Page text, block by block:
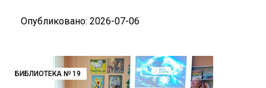
Опубликовано: 2026-07-06
БИБЛИОТЕКА № 19